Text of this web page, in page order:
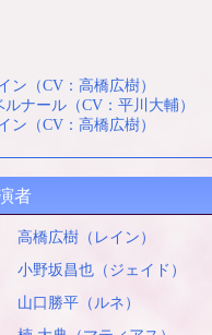
ン（CV：高橋広樹）
ナール（CV：平川大輔）
（CV：高橋広樹）
者
高橋広樹（レイン）
小野坂昌也（ジェイド）
山口勝平（ルネ）